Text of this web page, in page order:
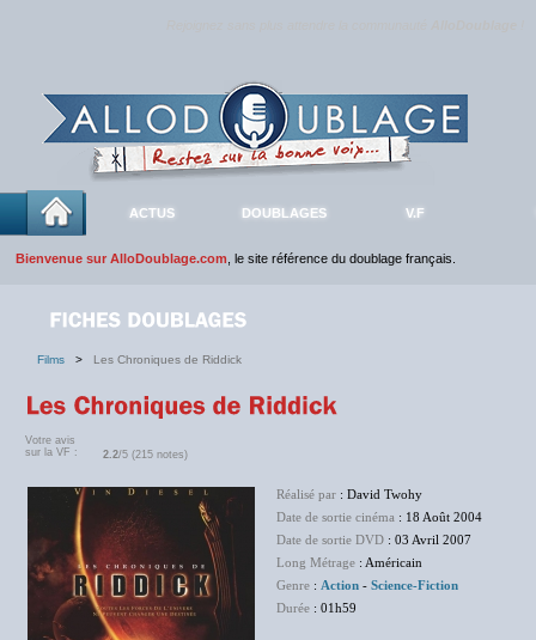
ACTUS DOUBLAGES V.F
Bienvenue sur AlloDoublage.com , le site référence du doublage français.
Films > Les Chroniques de Riddick
Votre avis
sur la VF :
2.2/5 (215 notes)
Réalisé par : David Twohy
Date de sortie cinéma : 18 Août 2004
Date de sortie DVD : 03 Avril 2007
Long Métrage : Américain
Genre : Action - Science-Fiction
Durée : 01h59